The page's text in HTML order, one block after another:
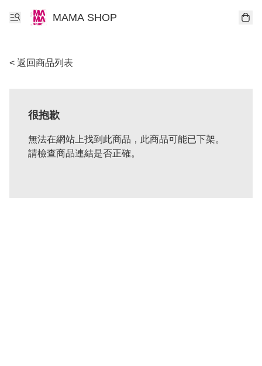
MAMA SHOP
< 返回商品列表
很抱歉
無法在網站上找到此商品，此商品可能已下架。
請檢查商品連結是否正確。